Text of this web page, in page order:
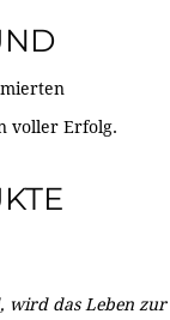
voller Erfolg.
wird das Leben zur